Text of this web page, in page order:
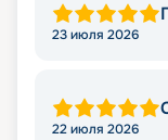
23 июля 2026
22 июля 2026